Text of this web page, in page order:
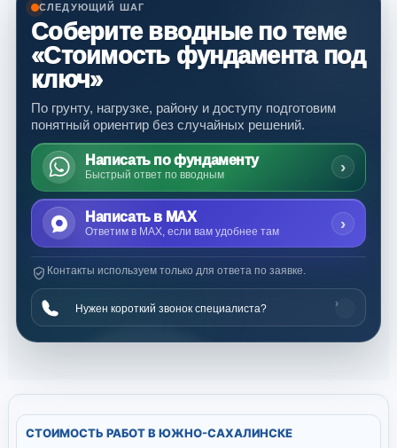
СЛЕДУЮЩИЙ ШАГ
Соберите вводные по теме
«Стоимость фундамента под
ключ»
По грунту, нагрузке, району и доступу подготовим
понятный ориентир без случайных решений.
Написать по фундаменту
Быстрый ответ по вводным ›
Написать в MAX
Ответим в MAX, если вам удобнее там ›
Контакты используем только для ответа по заявке.
Нужен короткий звонок специалиста? ›
СТОИМОСТЬ РАБОТ В ЮЖНО-САХАЛИНСКЕ